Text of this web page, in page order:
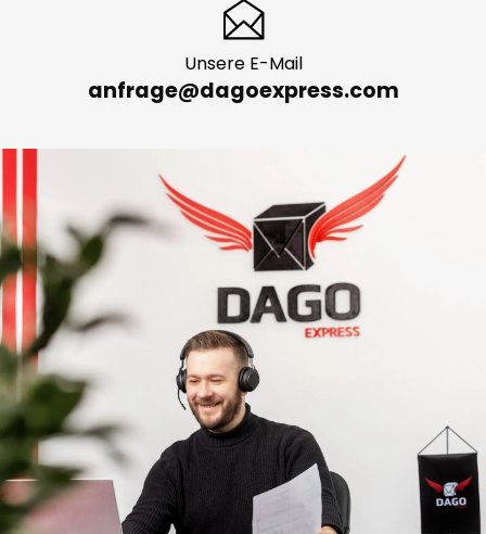
+49 335 277 130 05
anfrage@dagoexpress.com